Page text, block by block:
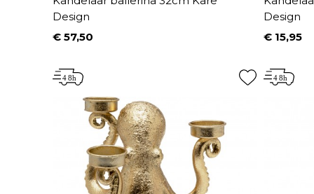
Design
Prijs
€ 57,50
Design
Prijs
€ 15,95